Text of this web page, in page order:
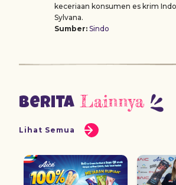
keceriaan konsumen es krim
Sylvana.
Sumber: Sindo
Berita Lainnya
Lihat Semua